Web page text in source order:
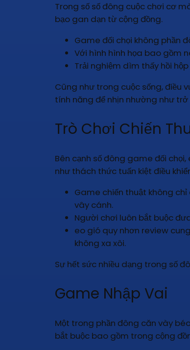
Trong số số đông cuộc chơi cơ
bạo gan dạn từ cộng đồng.
Game đối chọi không phần
Với hình hình họa bao gồm
Trải nghiệm dìm thấy hồi
Cũng như trong cuộc sống, điều
tính năng để nhịn nhường như
Trò Chơi Chiến
Bên cạnh số đông game đối
như thách thức tuấn kiệt điều
Game chiến thuật không
vây cánh.
Người chơi luôn bắt buộc
eo gió quy nhơn review
không xa xôi.
Sự hết sức nhiều dạng trong số
Game Nhập Vai
Một trong phần đông căn vày
bắt buộc bao gồm trong cộng